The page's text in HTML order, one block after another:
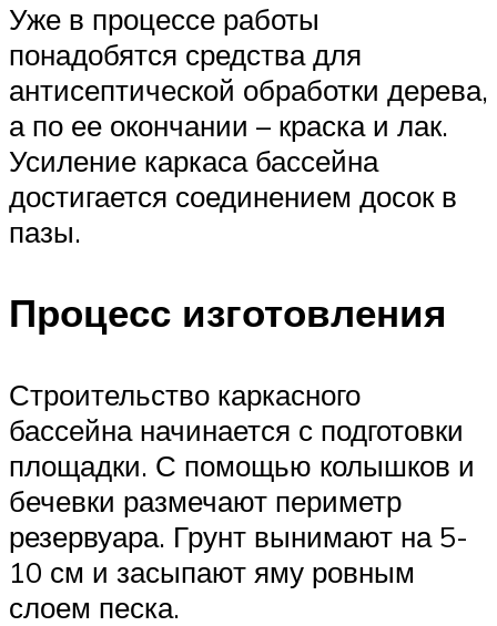
Уже в процессе работы
понадобятся средства для
антисептической обработки дерева,
а по ее окончании – краска и лак.
Усиление каркаса бассейна
достигается соединением досок в
пазы.
Процесс изготовления
Строительство каркасного
бассейна начинается с подготовки
площадки. С помощью колышков и
бечевки размечают периметр
резервуара. Грунт вынимают на 5-
10 см и засыпают яму ровным
слоем песка.